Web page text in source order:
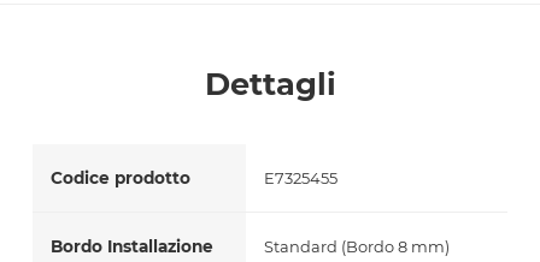
Dettagli
Codice prodotto E7325455
Bordo Installazione Standard (Bordo 8 mm)